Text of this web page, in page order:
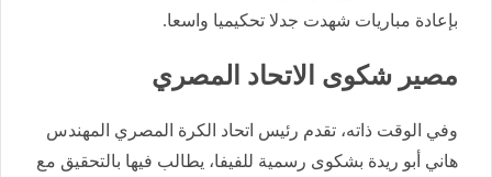
بإعادة مباريات شهدت جدلا تحكيميا واسعا.
مصير شكوى الاتحاد المصري
وفي الوقت ذاته، تقدم رئيس اتحاد الكرة المصري المهندس
هاني أبو ريدة بشكوى رسمية للفيفا، يطالب فيها بالتحقيق مع